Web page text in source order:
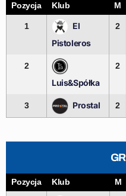
Pozycja Klub M
1
El
Pistoleros
2
2
Luis&Spółka
2
3 Prostal 2
Pozycja Klub M